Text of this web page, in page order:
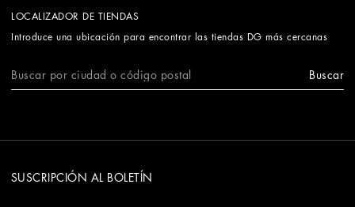
LOCALIZADOR DE TIENDAS
Introduce una ubicación para encontrar las tiendas DG más cercanas
Buscar
SUSCRIPCIÓN AL BOLETÍN